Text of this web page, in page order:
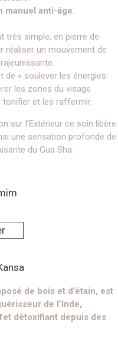
manuel anti-âge.
très simple, en pierre de
réaliser un mouvement de
« soulever les énergies
les zones du visage
tonifier et les raffermir.
sur l’Extérieur ce soin libère
une sensation profonde de
du Gua Sha.
de bois et d’étain, est
de l’Inde,
détoxifiant depuis des